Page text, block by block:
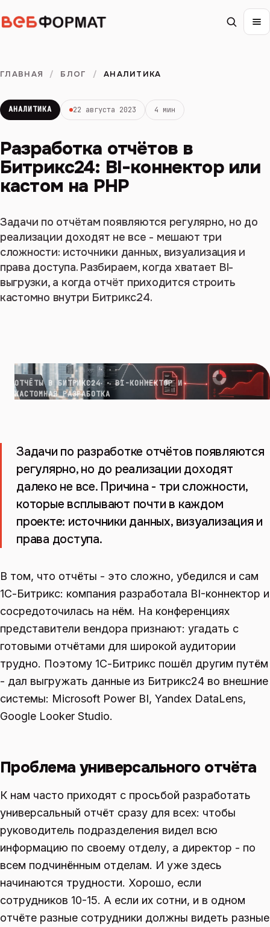
ГЛАВНАЯ / БЛОГ / АНАЛИТИКА
АНАЛИТИКА 22 августа 2023 4 мин
Разработка отчётов в
Битрикс24: BI-коннектор или
кастом на PHP
Задачи по отчётам появляются регулярно, но до
реализации доходят не все - мешают три
сложности: источники данных, визуализация и
права доступа. Разбираем, когда хватает BI-
выгрузки, а когда отчёт приходится строить
кастомно внутри Битрикс24.
ОТЧЁТЫ В БИТРИКС24 · BI-КОННЕКТОР И
КАСТОМНАЯ РАЗРАБОТКА
Задачи по разработке отчётов появляются
регулярно, но до реализации доходят
далеко не все. Причина - три сложности,
которые всплывают почти в каждом
проекте: источники данных, визуализация и
права доступа.
В том, что отчёты - это сложно, убедился и сам
1С-Битрикс: компания разработала BI-коннектор и
сосредоточилась на нём. На конференциях
представители вендора признают: угадать с
готовыми отчётами для широкой аудитории
трудно. Поэтому 1С-Битрикс пошёл другим путём
- дал выгружать данные из Битрикс24 во внешние
системы: Microsoft Power BI, Yandex DataLens,
Google Looker Studio.
Проблема универсального отчёта
К нам часто приходят с просьбой разработать
универсальный отчёт сразу для всех: чтобы
руководитель подразделения видел всю
информацию по своему отделу, а директор - по
всем подчинённым отделам. И уже здесь
начинаются трудности. Хорошо, если
сотрудников 10-15. А если их сотни, и в одном
отчёте разные сотрудники должны видеть разные